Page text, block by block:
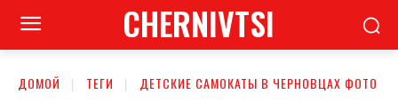
CHERNIVTSI
ДОМОЙ ТЕГИ ДЕТСКИЕ САМОКАТЫ В ЧЕРНОВЦАХ ФОТО